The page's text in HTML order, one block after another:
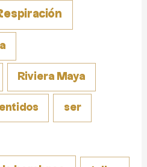
Riviera Maya
ser